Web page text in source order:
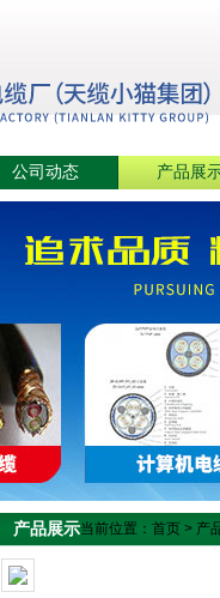
公司动态 产品展
产品展示当前位置： 首页 > 产